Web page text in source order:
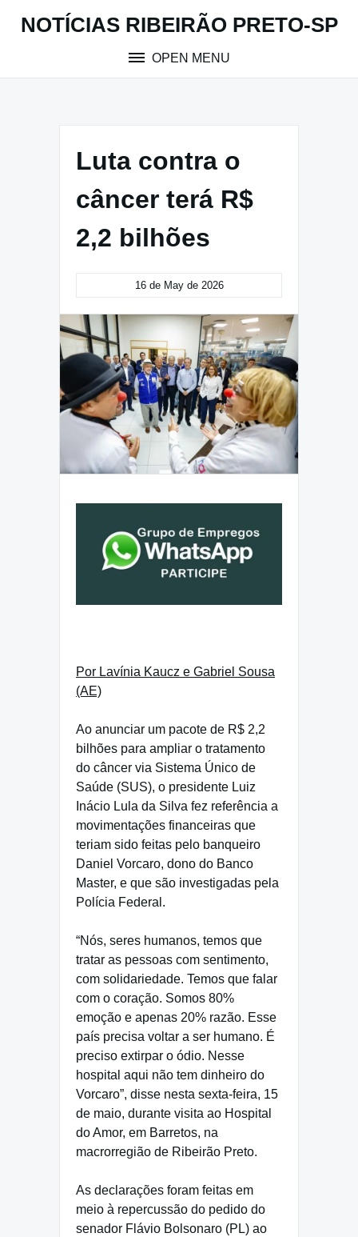
NOTÍCIAS RIBEIRÃO PRETO-SP
OPEN MENU
Luta contra o
câncer terá R$
2,2 bilhões
16 de May de 2026
Por Lavínia Kaucz e Gabriel Sousa
(AE)
Ao anunciar um pacote de R$ 2,2
bilhões para ampliar o tratamento
do câncer via Sistema Único de
Saúde (SUS), o presidente Luiz
Inácio Lula da Silva fez referência a
movimentações financeiras que
teriam sido feitas pelo banqueiro
Daniel Vorcaro, dono do Banco
Master, e que são investigadas pela
Polícia Federal.
“Nós, seres humanos, temos que
tratar as pessoas com sentimento,
com solidariedade. Temos que falar
com o coração. Somos 80%
emoção e apenas 20% razão. Esse
país precisa voltar a ser humano. É
preciso extirpar o ódio. Nesse
hospital aqui não tem dinheiro do
Vorcaro”, disse nesta sexta-feira, 15
de maio, durante visita ao Hospital
do Amor, em Barretos, na
macrorregião de Ribeirão Preto.
As declarações foram feitas em
meio à repercussão do pedido do
senador Flávio Bolsonaro (PL) ao